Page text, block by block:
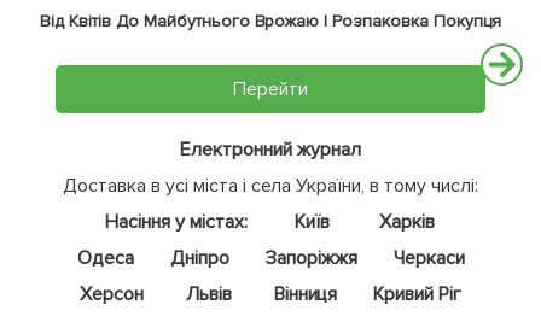
Від Квітів До Майбутнього Врожаю | Розпаковка Покупця
Перейти
Електронний журнал
Доставка в усі міста і села України, в тому числі:
Насіння у містах:
Київ
Харків
Одеса
Дніпро Запоріжжя
Черкаси
Херсон
Львів Вінниця
Кривий Ріг